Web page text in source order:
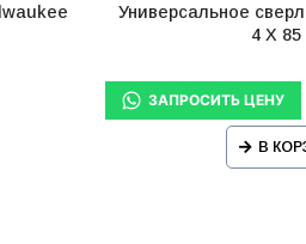
Универсальное
4 X
В